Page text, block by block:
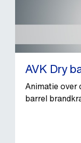
AVK Dry
Animatie over
barrel